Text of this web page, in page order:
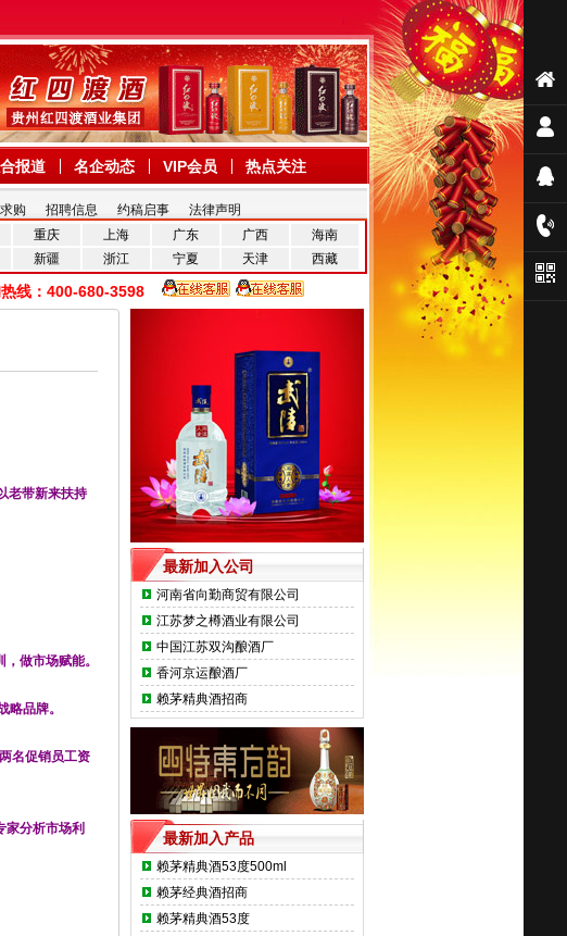
报道 名企动态 VIP会员 热点关注
购 招聘信息 约稿启事
法律声明
重庆 上海 广东 广西
海南
新疆 浙江 宁夏 天津 西藏
线：400-680-3598
最新加入公司
河南省向勤商贸有限公司
江苏梦之樽酒业有限公司
中国江苏双沟酿酒厂
香河京运酿酒厂
赖茅精典酒招商
最新加入产品
赖茅精典酒53度500ml
赖茅经典酒招商
赖茅精典酒53度
老带新来扶持
做市场赋能。
品牌。
名促销员工资
家分析市场利